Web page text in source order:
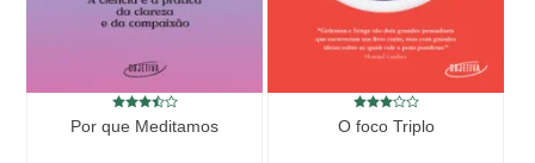
Por que Meditamos O foco Triplo